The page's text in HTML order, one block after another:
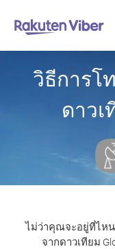
วิธีการโ
ดาว
ไม่ว่าคุณจะอยู่ที่ไห
จากดาวเทียม